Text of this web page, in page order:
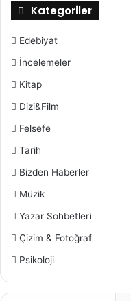
Kategoriler
Edebiyat
İncelemeler
Kitap
Dizi&Film
Felsefe
Tarih
Bizden Haberler
Müzik
Yazar Sohbetleri
Çizim & Fotoğraf
Psikoloji